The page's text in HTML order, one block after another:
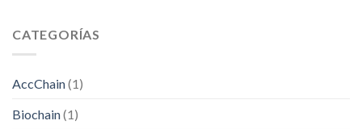
CATEGORÍAS
AccChain(1)
Biochain(1)